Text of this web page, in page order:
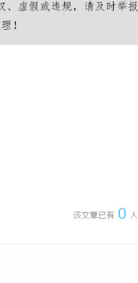
该文章已有 0
来发展趋势